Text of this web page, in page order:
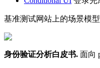
基准测试网站上的场景模
身份验证分析白皮书. 面向